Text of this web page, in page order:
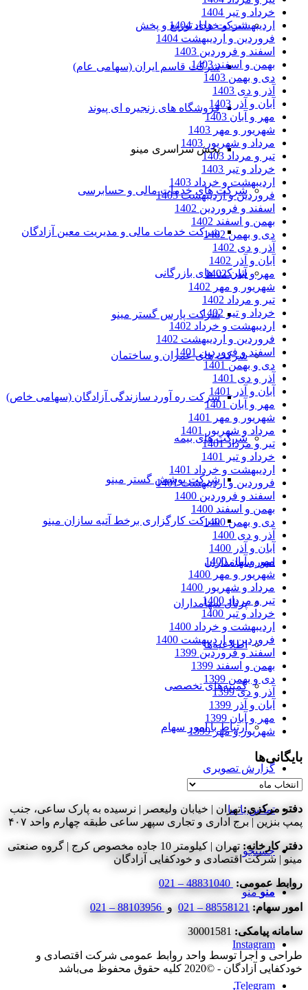
شرکت های توزیع و پخش
شرکت قاسم ایران (سهامی عام)
فروشگاه های زنجیره ای پیوند
پخش سراسری مینو
شرکت های خدمات مالی و حسابرسی
شرکت خدمات مالی و مدیریت معین آزادگان
شرکت های بازرگانی
شرکت پارس گستر مینو
شرکت های عمران و ساختمان
شرکت ره آورد سازندگی آزادگان (سهامی خاص)
شرکت های بیمه
شرکت پوشش گستر مینو
شرکت کارگزاری برخط آتیه سازان مینو
امور سهامداران
پرتال سهامداران
اطلاعیه‌ها
کمیته‌های تخصصی
ارتباط با امور سهام
گزارش تصویری
تماس با ما
جستجو
منو منو
Instagram
Telegram
خرداد و تیر 1404
اردیبهشت و خرداد 1404
فروردین و اردیبهشت 1404
اسفند و فروردین 1403
بهمن و اسفند 1403
دی و بهمن 1403
آذر و دی 1403
آبان و آذر 1403
مهر و آبان 1403
شهریور و مهر 1403
مرداد و شهریور 1403
تیر و مرداد 1403
خرداد و تیر 1403
اردیبهشت و خرداد 1403
فروردین و اردیبهشت 1403
اسفند و فروردین 1402
بهمن و اسفند 1402
دی و بهمن 1402
آذر و دی 1402
آبان و آذر 1402
مهر و آبان 1402
شهریور و مهر 1402
تیر و مرداد 1402
خرداد و تیر 1402
اردیبهشت و خرداد 1402
فروردین و اردیبهشت 1402
اسفند و فروردین 1401
دی و بهمن 1401
آذر و دی 1401
آبان و آذر 1401
مهر و آبان 1401
شهریور و مهر 1401
مرداد و شهریور 1401
تیر و مرداد 1401
خرداد و تیر 1401
اردیبهشت و خرداد 1401
فروردین و اردیبهشت 1401
اسفند و فروردین 1400
بهمن و اسفند 1400
دی و بهمن 1400
آذر و دی 1400
آبان و آذر 1400
مهر و آبان 1400
شهریور و مهر 1400
مرداد و شهریور 1400
تیر و مرداد 1400
خرداد و تیر 1400
اردیبهشت و خرداد 1400
فروردین و اردیبهشت 1400
اسفند و فروردین 1399
بهمن و اسفند 1399
دی و بهمن 1399
آذر و دی 1399
آبان و آذر 1399
مهر و آبان 1399
شهریور و مهر 1399
بایگانی‌ها
بایگانی‌ها
دفتر مرکزی:تهران | خیابان ولیعصر | نرسیده به پارک ساعی، جنب
پمپ بنزین | برج اداری و تجاری سپهر ساعی طبقه چهارم واحد ۴۰۷
دفتر کارخانه:
تهران | کیلومتر 10 جاده مخصوص کرج | گروه صنعتی
مینو | شرکت اقتصادی و خودکفایی آزادگان
روابط عمومی:
امور سهام: 88558121 – 021 و
سامانه پیامکی:
طراحی و اجرا توسط واحد روابط عمومی شرکت اقتصادی و
خودکفایی آزادگان - ©2020 کلیه حقوق محفوظ می‌باشد